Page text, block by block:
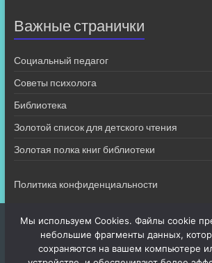
Важные странички
Социальный педагог
Советы психолога
Библиотека
Золотой список для детского чтения
Золотая полка книг библиотеки
Политика конфиденциальности
Мы используем Cookies. Файлы cookie
небольшие фрагменты данных,
сохраняются на вашем компьютере